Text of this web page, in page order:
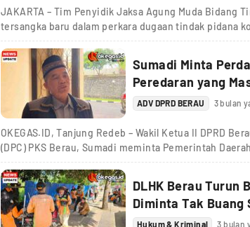
JAKARTA – Tim Penyidik Jaksa Agung Muda Bidang
tersangka baru dalam perkara dugaan tindak pidana
Sumadi Minta
Peredaran yang
ADV DPRD BERAU 3 bulan
OKEGAS.ID, Tanjung Redeb – Wakil Ketua II DPRD
(DPC) PKS Berau, Sumadi meminta Pemerintah Daerah
DLHK Berau Turun
Diminta Tak Buang
Hukum & Kriminal 3 bulan